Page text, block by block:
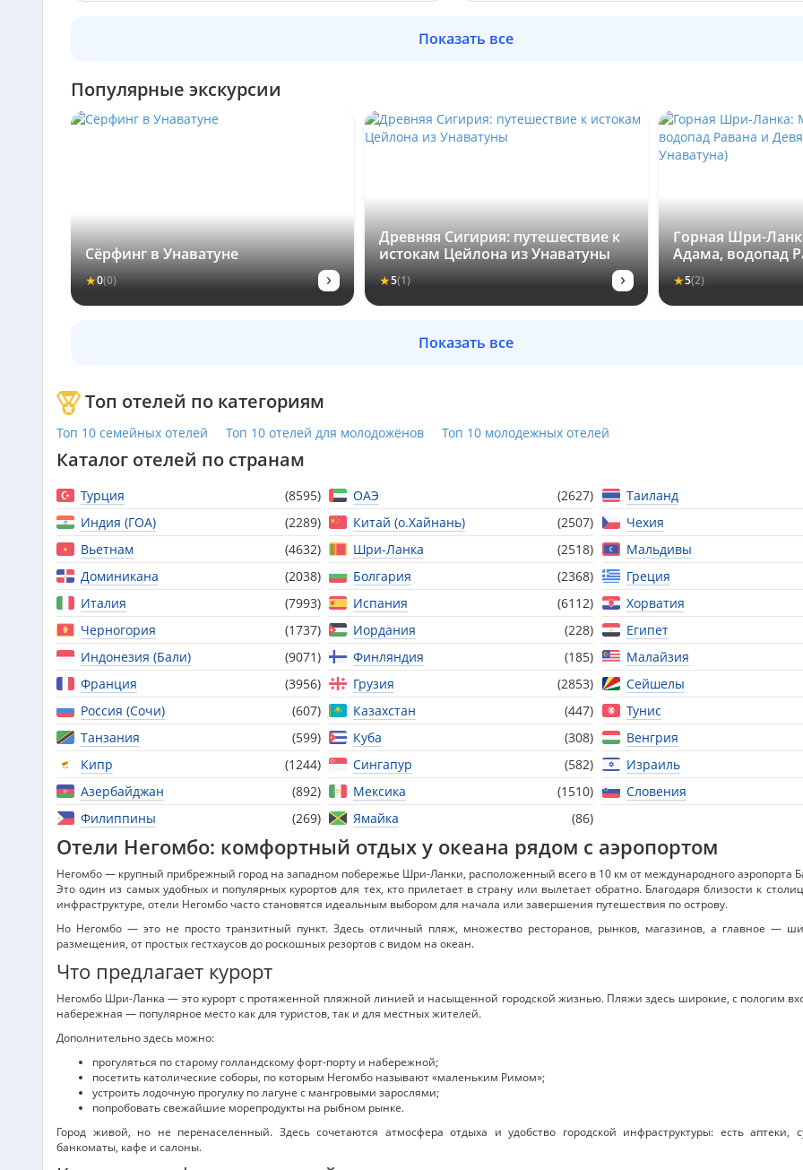
Показать все
Популярные экскурсии
Сёрфинг в Унаватуне
★0(0) ›
Древняя Сигирия: путешествие к
истокам Цейлона из Унаватуны
★5(1) ›
Горная Шри-
Адама, водопад
Девятиарочный
Унаватуна)
★5(2)
Показать все
Топ отелей по категориям
Топ 10 семейных отелей Топ 10 отелей для молодожёнов Топ 10 молодежных отелей
Каталог отелей по странам
Турция (8595) ОАЭ (2627) Таиланд
Индия (ГОА)
(2289) Китай (о.Хайнань) (2507) Чехия
Вьетнам
(4632) Шри-Ланка (2518) Мальдивы
Доминикана
(2038) Болгария (2368) Греция
Италия
(7993) Испания (6112) Хорватия
Черногория
(1737) Иордания (228) Египет
Индонезия (Бали)
(9071) Финляндия (185) Малайзия
Франция
(3956) Грузия (2853) Сейшелы
Россия (Сочи)
(607) Казахстан (447) Тунис
Танзания
(599) Куба (308) Венгрия
Кипр
(1244) Сингапур (582) Израиль
Азербайджан
(892) Мексика (1510) Словения
Филиппины
(269) Ямайка (86)
Отели Негомбо: комфортный отдых у океана рядом с аэропортом
Негомбо — крупный прибрежный город на западном побережье Шри-Ланки, расположенный всего в 10 км от международного аэропорта
Это один из самых удобных и популярных курортов для тех, кто прилетает в страну или вылетает обратно. Благодаря близости к
инфраструктуре, отели Негомбо часто становятся идеальным выбором для начала или завершения путешествия по острову.
Но Негомбо — это не просто транзитный пункт. Здесь отличный пляж, множество ресторанов, рынков, магазинов, а главное —
размещения, от простых гестхаусов до роскошных резортов с видом на океан.
Что предлагает курорт
Негомбо Шри-Ланка — это курорт с протяженной пляжной линией и насыщенной городской жизнью. Пляжи здесь широкие, с пологим
набережная — популярное место как для туристов, так и для местных жителей.
Дополнительно здесь можно:
прогуляться по старому голландскому форт-порту и набережной;
посетить католические соборы, по которым Негомбо называют «маленьким Римом»;
устроить лодочную прогулку по лагуне с мангровыми зарослями;
попробовать свежайшие морепродукты на рыбном рынке.
Город живой, но не перенаселенный. Здесь сочетаются атмосфера отдыха и удобство городской инфраструктуры: есть аптеки,
банкоматы, кафе и салоны.